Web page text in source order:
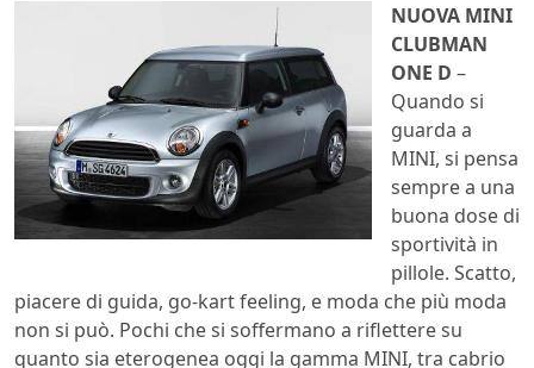
NUOVA MINI
CLUBMAN
ONE D –
Quando si
guarda a
MINI, si pensa
sempre a una
buona dose di
sportività in
pillole. Scatto,
piacere di guida, go-kart feeling, e moda che più moda
non si può. Pochi che si soffermano a riflettere su
quanto sia eterogenea oggi la gamma MINI, tra cabrio